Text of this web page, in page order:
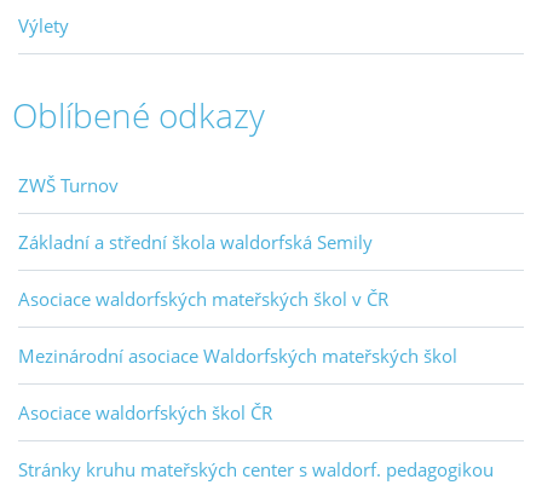
Výlety
Oblíbené odkazy
ZWŠ Turnov
Základní a střední škola waldorfská Semily
Asociace waldorfských mateřských škol v ČR
Mezinárodní asociace Waldorfských mateřských škol
Asociace waldorfských škol ČR
Stránky kruhu mateřských center s waldorf. pedagogikou